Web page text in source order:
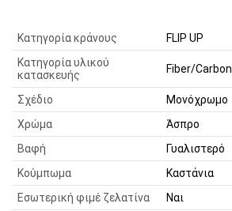
Κατηγορία κράνους
FLIP UP
Κατηγορία υλικού
κατασκευής
Fiber/Carbon
Σχέδιο
Μονόχρωμο
Χρώμα
Άσπρο
Βαφή
Γυαλιστερό
Κούμπωμα
Καστάνια
Εσωτερική φιμέ ζελατίνα
Ναι